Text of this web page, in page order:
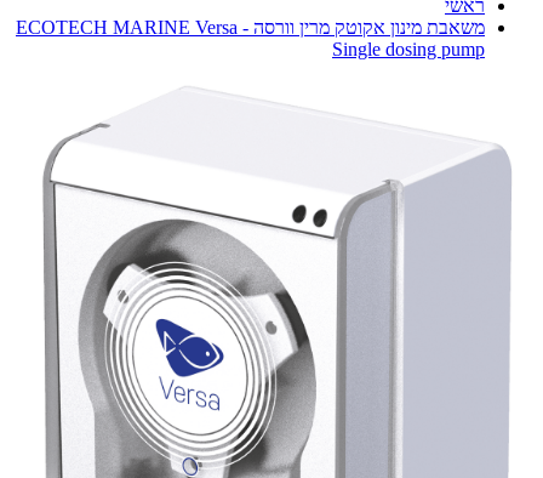
ראשי
משאבת מינון אקוטק מרין וורסה - ECOTECH MARINE Versa
Single dosing pump